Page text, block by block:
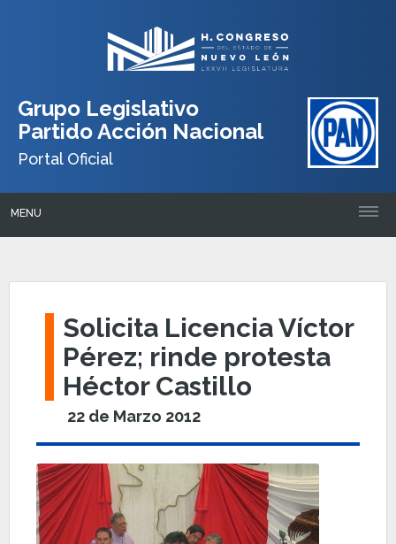
Grupo Legislativo
Partido Acción Nacional
Portal Oficial
MENU
Solicita Licencia Víctor
Pérez; rinde protesta
Héctor Castillo
22 de Marzo 2012